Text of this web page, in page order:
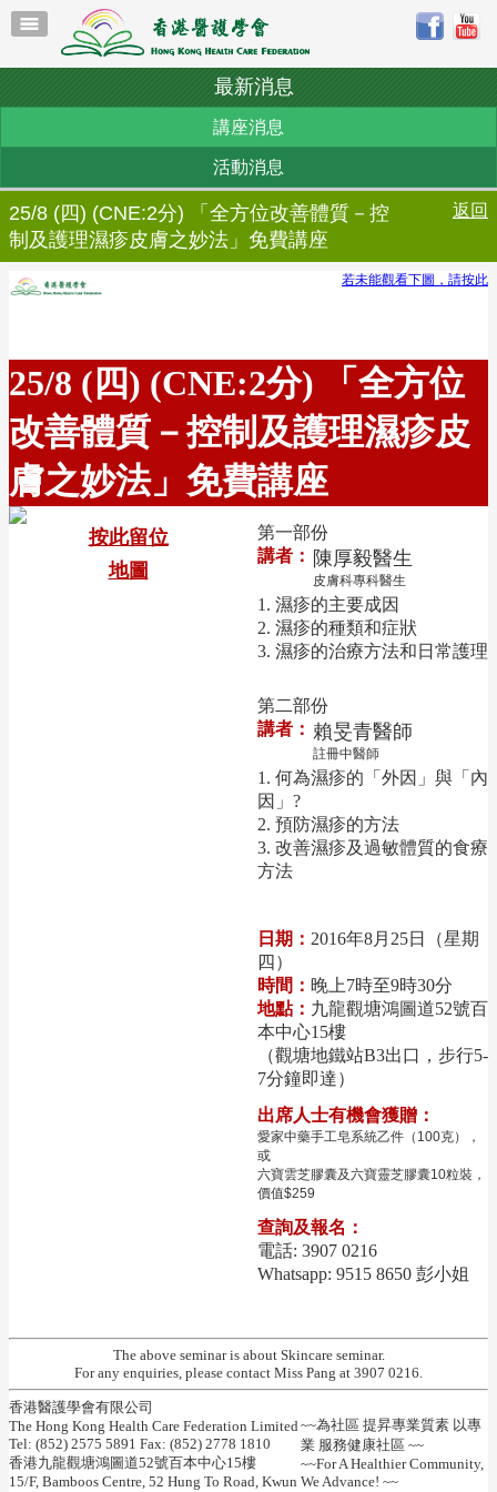
最新消息
講座消息
活動消息
25/8 (四) (CNE:2分) 「全方位改善體質－控
制及護理濕疹皮膚之妙法」免費講座
返回
若未能觀看下圖，請按此
25/8 (四) (CNE:2分) 「全方位
改善體質－控制及護理濕疹皮
膚之妙法」免費講座
按此留位
地圖
第一部份
講者： 陳厚毅醫生
皮膚科專科醫生
1. 濕疹的主要成因
2. 濕疹的種類和症狀
3. 濕疹的治療方法和日常護理
第二部份
講者： 賴旻青醫師
註冊中醫師
1. 何為濕疹的「外因」與「內
因」?
2. 預防濕疹的方法
3. 改善濕疹及過敏體質的食療
方法
日期： 2016年8月25日（星期
四）
時間： 晚上7時至9時30分
地點： 九龍觀塘鴻圖道52號百
本中心15樓
（觀塘地鐵站B3出口，步行5-
7分鐘即達）
出席人士有機會獲贈：
愛家中藥手工皂系統乙件（100克），
或
六寶雲芝膠囊及六寶靈芝膠囊10粒裝，
價值$259
查詢及報名：
電話: 3907 0216
Whatsapp: 9515 8650 彭小姐
The above seminar is about Skincare seminar.
For any enquiries, please contact Miss Pang at 3907 0216.
香港醫護學會有限公司
The Hong Kong Health Care Federation Limited
Tel: (852) 2575 5891 Fax: (852) 2778 1810
香港九龍觀塘鴻圖道52號百本中心15樓
15/F, Bamboos Centre, 52 Hung To Road, Kwun
~~為社區 提昇專業質素 以專
業 服務健康社區 ~~
~~For A Healthier Community,
We Advance! ~~